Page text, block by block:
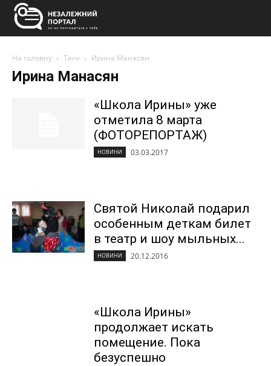
На головну Теги Ирина Манасян
Ирина Манасян
«Школа Ирины» уже
отметила 8 марта
(ФОТОРЕПОРТАЖ)
НОВИНИ 03.03.2017
Святой Николай подарил
особенным деткам билет
в театр и шоу мыльных...
НОВИНИ 20.12.2016
«Школа Ирины»
продолжает искать
помещение. Пока
безуспешно